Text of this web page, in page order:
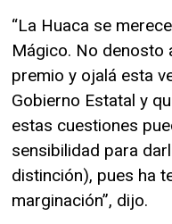
“La Huaca se
Mágico. No denosto
premio y ojalá esta
Gobierno Estatal y
estas cuestiones
sensibilidad para
distinción), pues ha
marginación”, dijo.